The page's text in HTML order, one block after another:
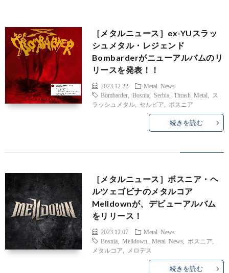
News
ル
［メタルニュース］ex-YUスラッ
シュメタル・レジェンド
Bombarderがニューアルバムのリ
リースを発表！！
2023.12.22
Metal News
Bombarder, Bosnia, Serbia, Thrash Metal
ス
ラッシュメタル, セルビア ボスニア
続きを読む
［メタルニュース］ボスニア・ヘ
ルツェゴビナのメタルコア
Melldownが、デビューアルバム
をリリース！
2023.12.07
Metal News
Bosnia, Melldown Metal News ボスニア
メタルコア
メロデス
続きを読む